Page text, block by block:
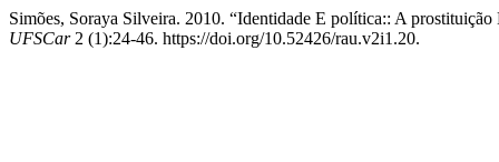
Simões, Soraya Silveira. 2010. “Identidade E política:: A
UFSCar2 (1):24-46. https://doi.org/10.52426/rau.v2i1.20.